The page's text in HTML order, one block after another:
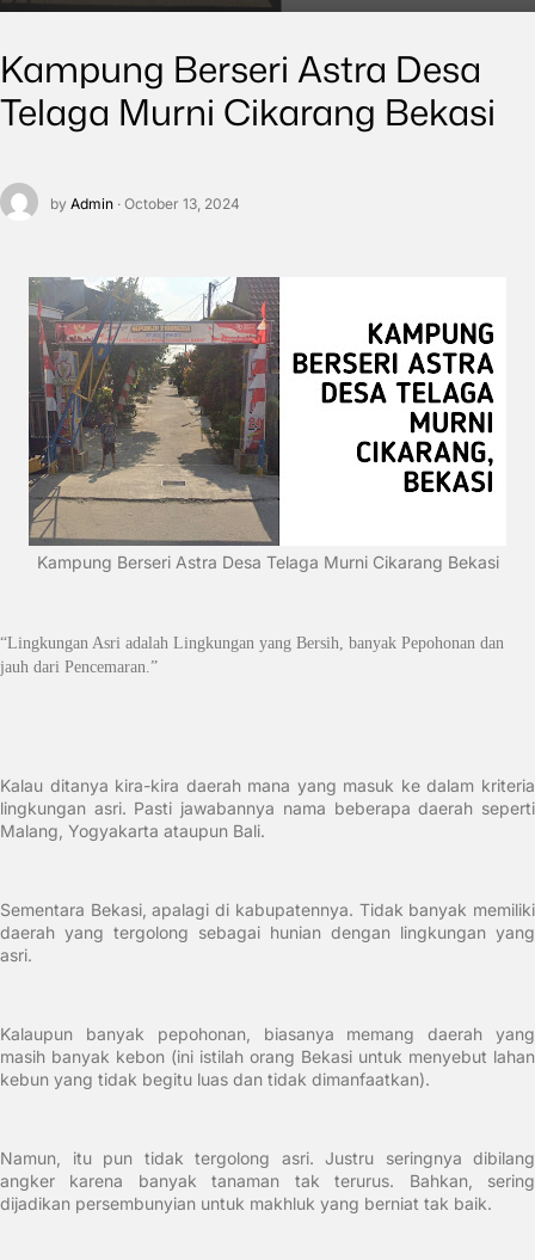
Kampung Berseri Astra Desa
Telaga Murni Cikarang Bekasi
by Admin · October 13, 2024
Kampung Berseri Astra Desa Telaga Murni Cikarang Bekasi
“Lingkungan Asri adalah Lingkungan yang Bersih, banyak Pepohonan dan
jauh dari Pencemaran.”
Kalau ditanya kira-kira daerah mana yang masuk ke dalam kriteria
lingkungan asri. Pasti jawabannya nama beberapa daerah seperti
Malang, Yogyakarta ataupun Bali.
Sementara Bekasi, apalagi di kabupatennya. Tidak banyak memiliki
daerah yang tergolong sebagai hunian dengan lingkungan yang
asri.
Kalaupun banyak pepohonan, biasanya memang daerah yang
masih banyak kebon (ini istilah orang Bekasi untuk menyebut lahan
kebun yang tidak begitu luas dan tidak dimanfaatkan).
Namun, itu pun tidak tergolong asri. Justru seringnya dibilang
angker karena banyak tanaman tak terurus. Bahkan, sering
dijadikan persembunyian untuk makhluk yang berniat tak baik.